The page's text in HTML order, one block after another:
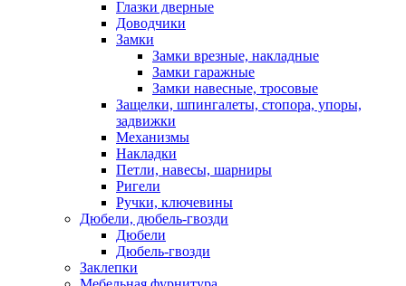
Глазки дверные
Доводчики
Замки
Замки врезные, накладные
Замки гаражные
Замки навесные, тросовые
Защелки, шпингалеты, стопора, упоры,
задвижки
Механизмы
Накладки
Петли, навесы, шарниры
Ригели
Ручки, ключевины
Дюбели, дюбель-гвозди
Дюбели
Дюбель-гвозди
Заклепки